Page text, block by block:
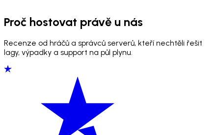
Proč hostovat právě u nás
Recenze od hráčů a správců serverů, kteří nechtěli řešit
lagy, výpadky a support na půl plynu.